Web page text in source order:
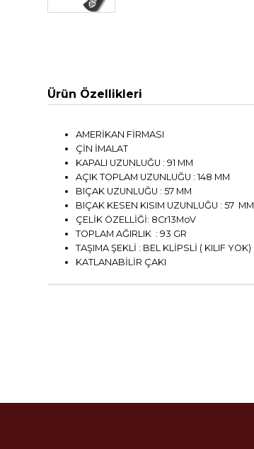
Ürün Özellikleri
AMERİKAN FİRMASI
ÇİN İMALAT
KAPALI UZUNLUĞU : 91 MM
AÇIK TOPLAM UZUNLUĞU : 148 MM
BIÇAK UZUNLUĞU : 57 MM
BIÇAK KESEN KISIM UZUNLUĞU : 57 MM
ÇELİK ÖZELLİĞİ: 8Cr13MoV
TOPLAM AĞIRLIK : 93 GR
TAŞIMA ŞEKLİ : BEL KLİPSLİ ( KILIF YOK)
KATLANABİLİR ÇAKI